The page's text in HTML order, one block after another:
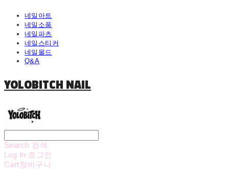
네일아트
네일소품
네일파츠
네일스티커
네일몰드
Q&A
YOLOBITCH NAIL
Search 검색
Log In 로그인
Cart장바구니